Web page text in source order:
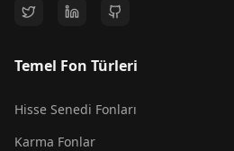
Temel Fon Türleri
Hisse Senedi Fonları
Karma Fonlar